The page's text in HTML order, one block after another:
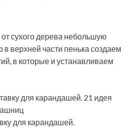
сухого дерева небольшую
в верхней части пенька создаем
в которые и устанавливаем
для карандашей.